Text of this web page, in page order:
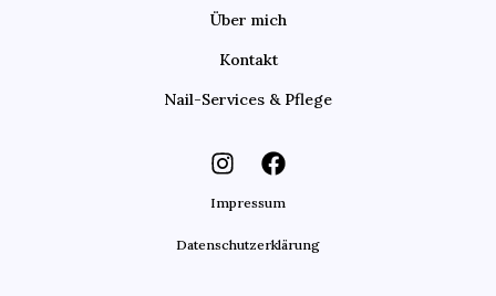
Über mich
Kontakt
Nail-Services & Pflege
Impressum
Datenschutzerklärung